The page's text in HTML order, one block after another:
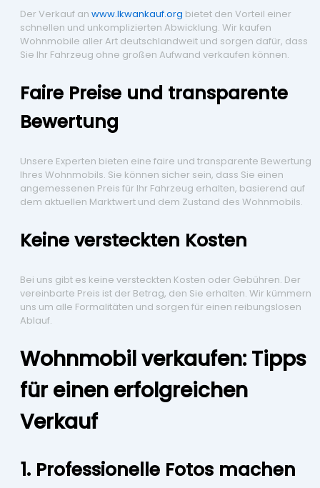
Der Verkauf an www.lkwankauf.org bietet den Vorteil einer
schnellen und unkomplizierten Abwicklung. Wir kaufen
Wohnmobile aller Art deutschlandweit und sorgen dafür, dass
Sie Ihr Fahrzeug ohne großen Aufwand verkaufen können.
Faire Preise und transparente
Bewertung
Unsere Experten bieten eine faire und transparente Bewertung
Ihres Wohnmobils. Sie können sicher sein, dass Sie einen
angemessenen Preis für Ihr Fahrzeug erhalten, basierend auf
dem aktuellen Marktwert und dem Zustand des Wohnmobils.
Keine versteckten Kosten
Bei uns gibt es keine versteckten Kosten oder Gebühren. Der
vereinbarte Preis ist der Betrag, den Sie erhalten. Wir kümmern
uns um alle Formalitäten und sorgen für einen reibungslosen
Ablauf.
Wohnmobil verkaufen: Tipps
für einen erfolgreichen
Verkauf
1. Professionelle Fotos machen